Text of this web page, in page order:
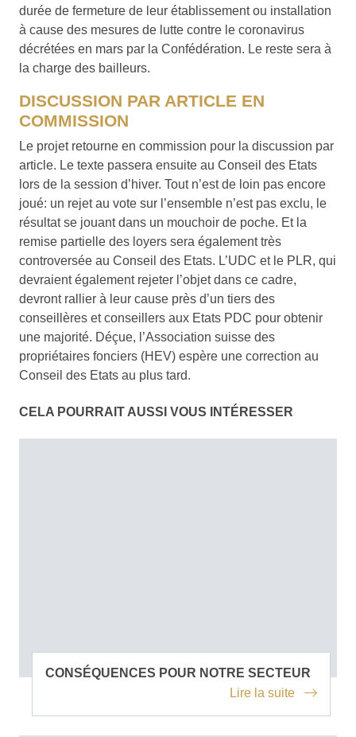
durée de fermeture de leur établissement ou installation
à cause des mesures de lutte contre le coronavirus
décrétées en mars par la Confédération. Le reste sera à
la charge des bailleurs.
DISCUSSION PAR ARTICLE EN
COMMISSION
Le projet retourne en commission pour la discussion par
article. Le texte passera ensuite au Conseil des Etats
lors de la session d’hiver. Tout n’est de loin pas encore
joué: un rejet au vote sur l’ensemble n’est pas exclu, le
résultat se jouant dans un mouchoir de poche. Et la
remise partielle des loyers sera également très
controversée au Conseil des Etats. L’UDC et le PLR, qui
devraient également rejeter l’objet dans ce cadre,
devront rallier à leur cause près d’un tiers des
conseillères et conseillers aux Etats PDC pour obtenir
une majorité. Déçue, l’Association suisse des
propriétaires fonciers (HEV) espère une correction au
Conseil des Etats au plus tard.
CELA POURRAIT AUSSI VOUS INTÉRESSER
CONSÉQUENCES POUR NOTRE SECTEUR
Lire la suite